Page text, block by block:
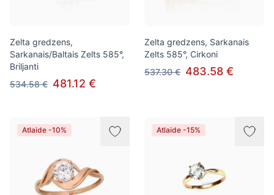
Zelta gredzens,
Sarkanais/Baltais Zelts 585°,
Briljanti
534.58 € 481.12 €
Zelta gredzens, Sarkanais
Zelts 585°, Cirkoni
537.30 € 483.58 €
Atlaide -10% Atlaide -15%